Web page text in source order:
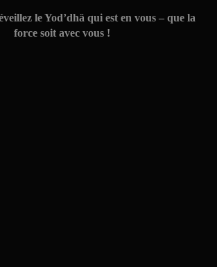
le Yod’dhä qui est en vous – que la
force soit avec vous !